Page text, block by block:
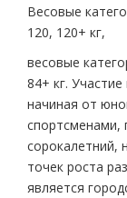
Весовые
120, 120+ кг,
весовые
84+ кг.
начиная от
спортсменами,
сорокалетний,
точек роста
является